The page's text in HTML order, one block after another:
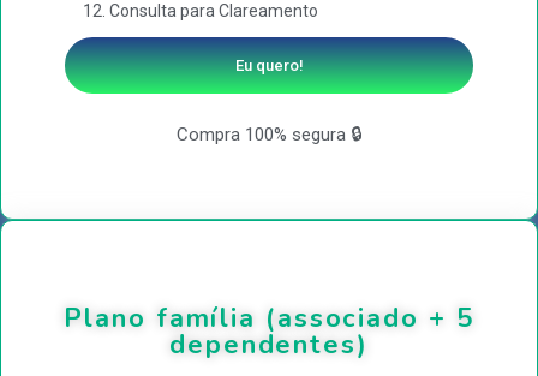
Consulta para Clareamento
Eu quero!
Compra 100% segura 🔒
Plano família (associado + 5
dependentes)